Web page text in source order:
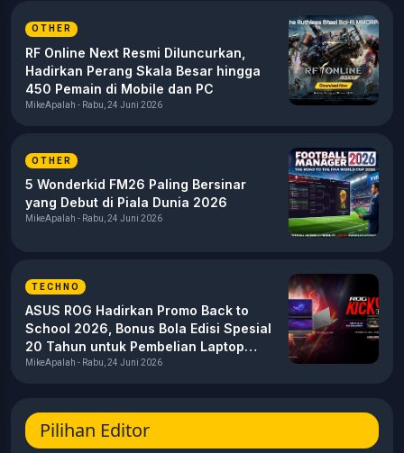
OTHER
RF Online Next Resmi Diluncurkan,
Hadirkan Perang Skala Besar hingga
450 Pemain di Mobile dan PC
MikeApalah - Rabu, 24 Juni 2026
OTHER
5 Wonderkid FM26 Paling Bersinar
yang Debut di Piala Dunia 2026
MikeApalah - Rabu, 24 Juni 2026
TECHNO
ASUS ROG Hadirkan Promo Back to
School 2026, Bonus Bola Edisi Spesial
20 Tahun untuk Pembelian Laptop
Gaming
MikeApalah - Rabu, 24 Juni 2026
Pilihan Editor